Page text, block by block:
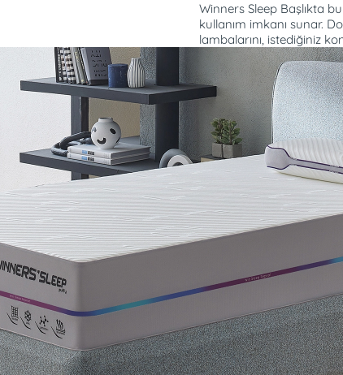
Winners Sleep Başlıkta
kullanım imkanı sunar.
lambalarını, istediğiniz
ızgara yapısı ve
yıl boyunca
omurgayı destekleyecek
uyum sağlayacak kadar da
yüzeye eşit dağıtır ve
konfor sağlar. Vücut ısısını
dağılmasına yardımcı
kumaş ile hücrelerdeki
biriken laktik asit
dindirmeye yardımcı
sayesinde hücrelerdeki
hissi ile melatonin
geçişi hızlanır. Uykuda
sunar.ProPocket 2.1 özel
yaptığı bölgelere doğru
partnerinizin hareketlerini
telleri yatağın
Vücut
bölgelerini
GelGrid
hareket
basıncını
Tüm vücudu
zamanda
yumuşaktır.
Fiziksel
Eşlerin
Hücrelerdeki
biriken laktik
Ekstra